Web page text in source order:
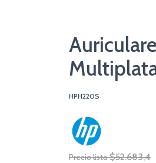
HPH220S
Precio lista $52.683,4